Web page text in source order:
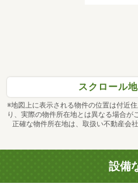
スクロール
※地図上に表示される物件の位置は付近
り、実際の物件所在地とは異なる場合が
正確な物件所在地は、取扱い不動産会
設備